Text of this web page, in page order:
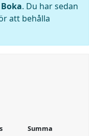
Boka. Du har sedan
att behålla
Summa